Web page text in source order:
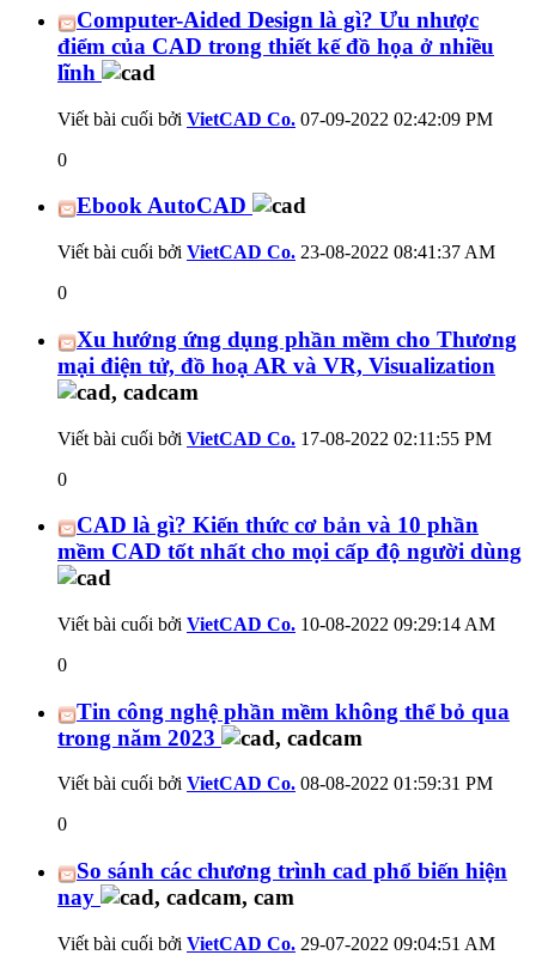
Computer-Aided Design là gì? Ưu nhược
điểm của CAD trong thiết kế đồ họa ở nhiều
lĩnh
Viết bài cuối bởi VietCAD Co. 07-09-2022 02:42:09 PM
0
Ebook AutoCAD
Viết bài cuối bởi VietCAD Co. 23-08-2022 08:41:37 AM
0
Xu hướng ứng dụng phần mềm cho Thương
mại điện tử, đồ hoạ AR và VR, Visualization
Viết bài cuối bởi VietCAD Co. 17-08-2022 02:11:55 PM
0
CAD là gì? Kiến thức cơ bản và 10 phần
mềm CAD tốt nhất cho mọi cấp độ người dùng
Viết bài cuối bởi VietCAD Co. 10-08-2022 09:29:14 AM
0
Tin công nghệ phần mềm không thể bỏ qua
trong năm 2023
Viết bài cuối bởi VietCAD Co. 08-08-2022 01:59:31 PM
0
So sánh các chương trình cad phổ biến hiện
nay
Viết bài cuối bởi VietCAD Co. 29-07-2022 09:04:51 AM